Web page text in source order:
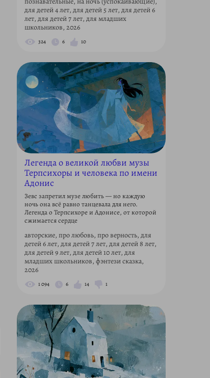
для детей 4 лет, для детей 5 лет, для детей 6
лет, для детей 7 лет, для младших
школьников, 2026
324 6 10
Легенда о великой любви музы
Терпсихоры и человека по имени
Адонис
Зевс запретил музе любить — но каждую
ночь она всё равно танцевала для него.
Легенда о Терпсихоре и Адонисе, от которой
сжимается сердце
авторские, про любовь, про верность, для
детей 6 лет, для детей 7 лет, для детей 8 лет,
для детей 9 лет, для детей 10 лет, для
младших школьников, фэнтези сказка,
2026
1 094 6 14 1